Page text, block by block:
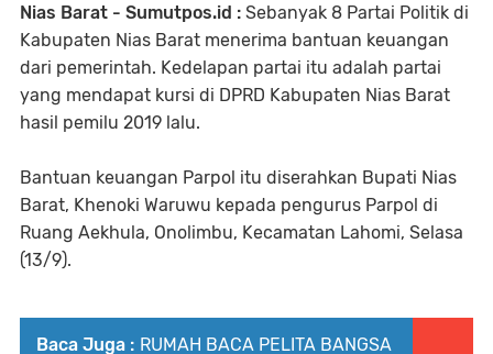
Nias Barat - Sumutpos.id : Sebanyak 8 Partai Politik di
Kabupaten Nias Barat menerima bantuan keuangan
dari pemerintah. Kedelapan partai itu adalah partai
yang mendapat kursi di DPRD Kabupaten Nias Barat
hasil pemilu 2019 lalu.
Bantuan keuangan Parpol itu diserahkan Bupati Nias
Barat, Khenoki Waruwu kepada pengurus Parpol di
Ruang Aekhula, Onolimbu, Kecamatan Lahomi, Selasa
(13/9).
Baca Juga : RUMAH BACA PELITA BANGSA